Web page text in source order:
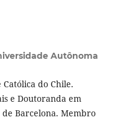
Autônoma
do Chile.
e Doutoranda em
Barcelona. Membro